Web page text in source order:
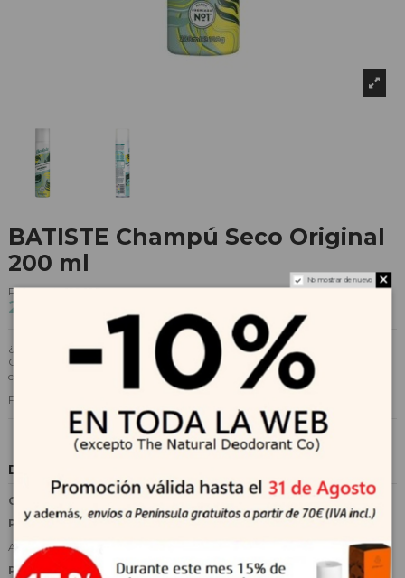
BATISTE Champú Seco Original
200 ml
Referencia 199685
2,93 €
¿Siempre vas de aquí para allá? Entonces el champú en seco Batiste
Original es perfecto para ti. El original, el clásico, el más innovador. Es el
champú en seco que te hará sentir tu pelo limpio, fresco y lleno de textura.
Fragancia: almizcle, lirio, rosa, lavanda y naranja.
Descripción
COMO USAR
PASO 1
Agitar energéticamente el producto antes de usar.
PASO 2
No mostrar de nuevo